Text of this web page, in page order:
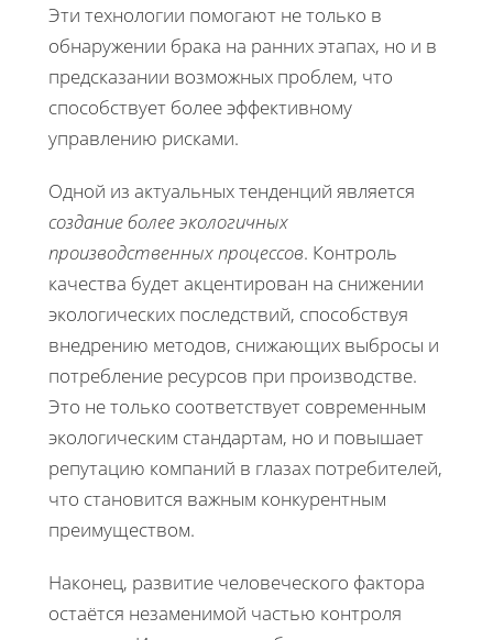
Эти технологии помогают не только в
обнаружении брака на ранних этапах, но и в
предсказании возможных проблем, что
способствует более эффективному
управлению рисками.
Одной из актуальных тенденций является
создание более экологичных
производственных процессов. Контроль
качества будет акцентирован на снижении
экологических последствий, способствуя
внедрению методов, снижающих выбросы и
потребление ресурсов при производстве.
Это не только соответствует современным
экологическим стандартам, но и повышает
репутацию компаний в глазах потребителей,
что становится важным конкурентным
преимуществом.
Наконец, развитие человеческого фактора
остаётся незаменимой частью контроля